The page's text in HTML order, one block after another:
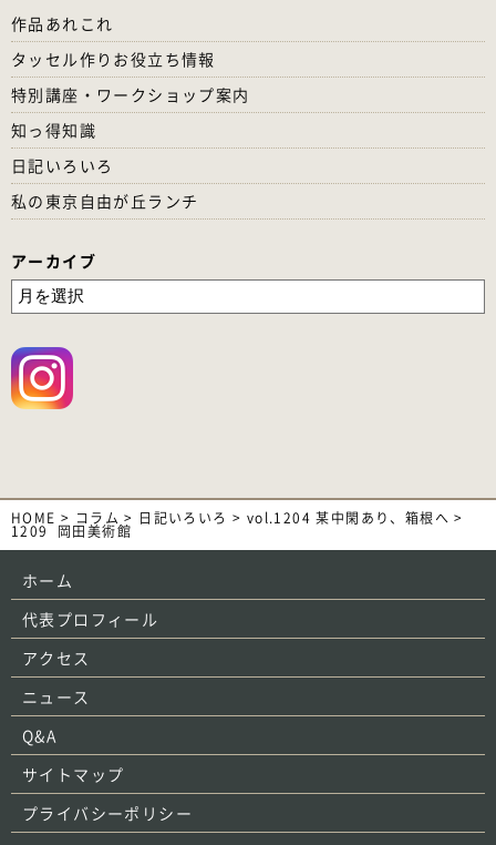
作品あれこれ
タッセル作りお役立ち情報
特別講座・ワークショップ案内
知っ得知識
日記いろいろ
私の東京自由が丘ランチ
アーカイブ
HOME > コラム > 日記いろいろ > vol.1204 某中閑あり、箱根へ >
1209_岡田美術館
ホーム
代表プロフィール
アクセス
ニュース
Q&A
サイトマップ
プライバシーポリシー